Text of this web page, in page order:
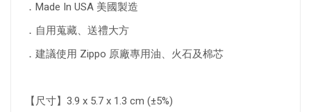
．Made In USA 美國製造
．自用蒐藏、送禮大方
．建議使用 Zippo 原廠專用油、火石及棉芯
【尺寸】3.9 x 5.7 x 1.3 cm (±5%)